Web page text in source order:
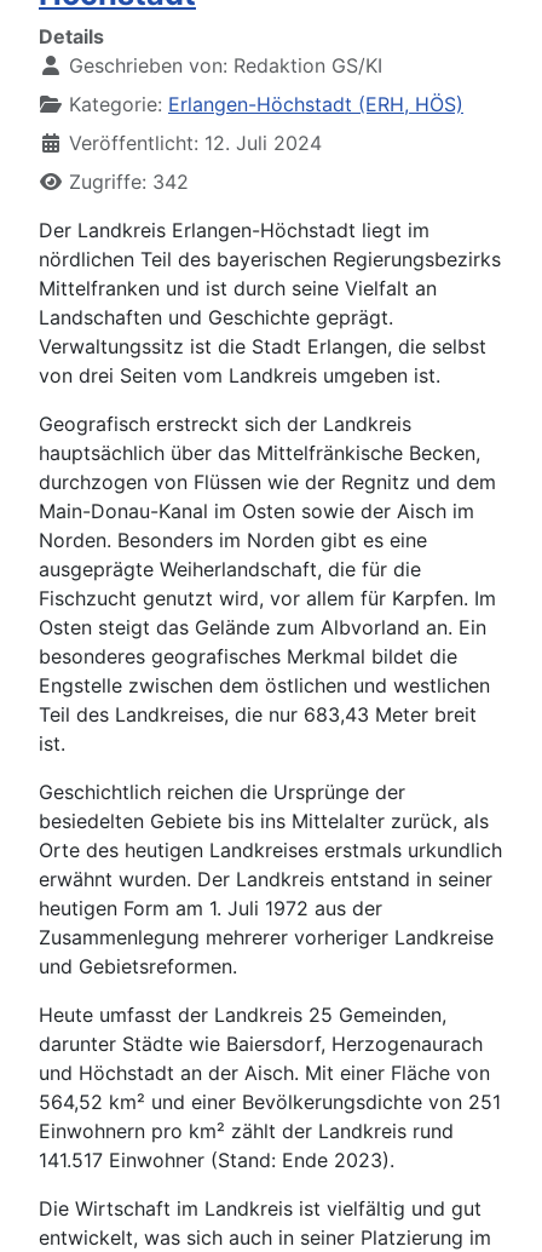
Details
Geschrieben von: Redaktion GS/KI
Kategorie: Erlangen-Höchstadt (ERH, HÖS)
Veröffentlicht: 12. Juli 2024
Zugriffe: 342
Der Landkreis Erlangen-Höchstadt liegt im
nördlichen Teil des bayerischen Regierungsbezirks
Mittelfranken und ist durch seine Vielfalt an
Landschaften und Geschichte geprägt.
Verwaltungssitz ist die Stadt Erlangen, die selbst
von drei Seiten vom Landkreis umgeben ist.
Geografisch erstreckt sich der Landkreis
hauptsächlich über das Mittelfränkische Becken,
durchzogen von Flüssen wie der Regnitz und dem
Main-Donau-Kanal im Osten sowie der Aisch im
Norden. Besonders im Norden gibt es eine
ausgeprägte Weiherlandschaft, die für die
Fischzucht genutzt wird, vor allem für Karpfen. Im
Osten steigt das Gelände zum Albvorland an. Ein
besonderes geografisches Merkmal bildet die
Engstelle zwischen dem östlichen und westlichen
Teil des Landkreises, die nur 683,43 Meter breit
ist.
Geschichtlich reichen die Ursprünge der
besiedelten Gebiete bis ins Mittelalter zurück, als
Orte des heutigen Landkreises erstmals urkundlich
erwähnt wurden. Der Landkreis entstand in seiner
heutigen Form am 1. Juli 1972 aus der
Zusammenlegung mehrerer vorheriger Landkreise
und Gebietsreformen.
Heute umfasst der Landkreis 25 Gemeinden,
darunter Städte wie Baiersdorf, Herzogenaurach
und Höchstadt an der Aisch. Mit einer Fläche von
564,52 km² und einer Bevölkerungsdichte von 251
Einwohnern pro km² zählt der Landkreis rund
141.517 Einwohner (Stand: Ende 2023).
Die Wirtschaft im Landkreis ist vielfältig und gut
entwickelt, was sich auch in seiner Platzierung im